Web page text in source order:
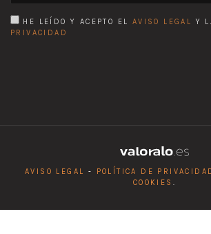
HE LEÍDO Y ACEPTO EL AVISO LEGAL Y
PRIVACIDAD
AVISO LEGAL - POLÍTICA DE
COOKIES .